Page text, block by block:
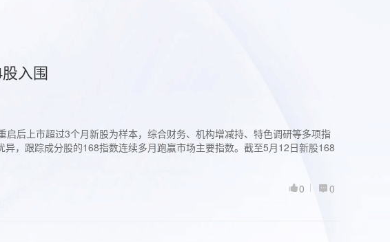
入围
后上市超过3个月新股为样本，综合财务、机构增减持、特色调研等多项指
，跟踪成分股的168指数连续多月跑赢市场主要指数。截至5月12日新股168
0
0